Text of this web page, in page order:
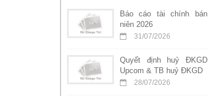
Báo cáo tài chính bán
niên 2026
31/07/2026
Quyết định huỷ ĐKGD
Upcom & TB huỷ ĐKGD
28/07/2026